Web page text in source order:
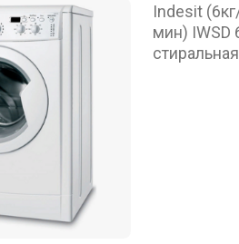
Indesit
мин) IWSD